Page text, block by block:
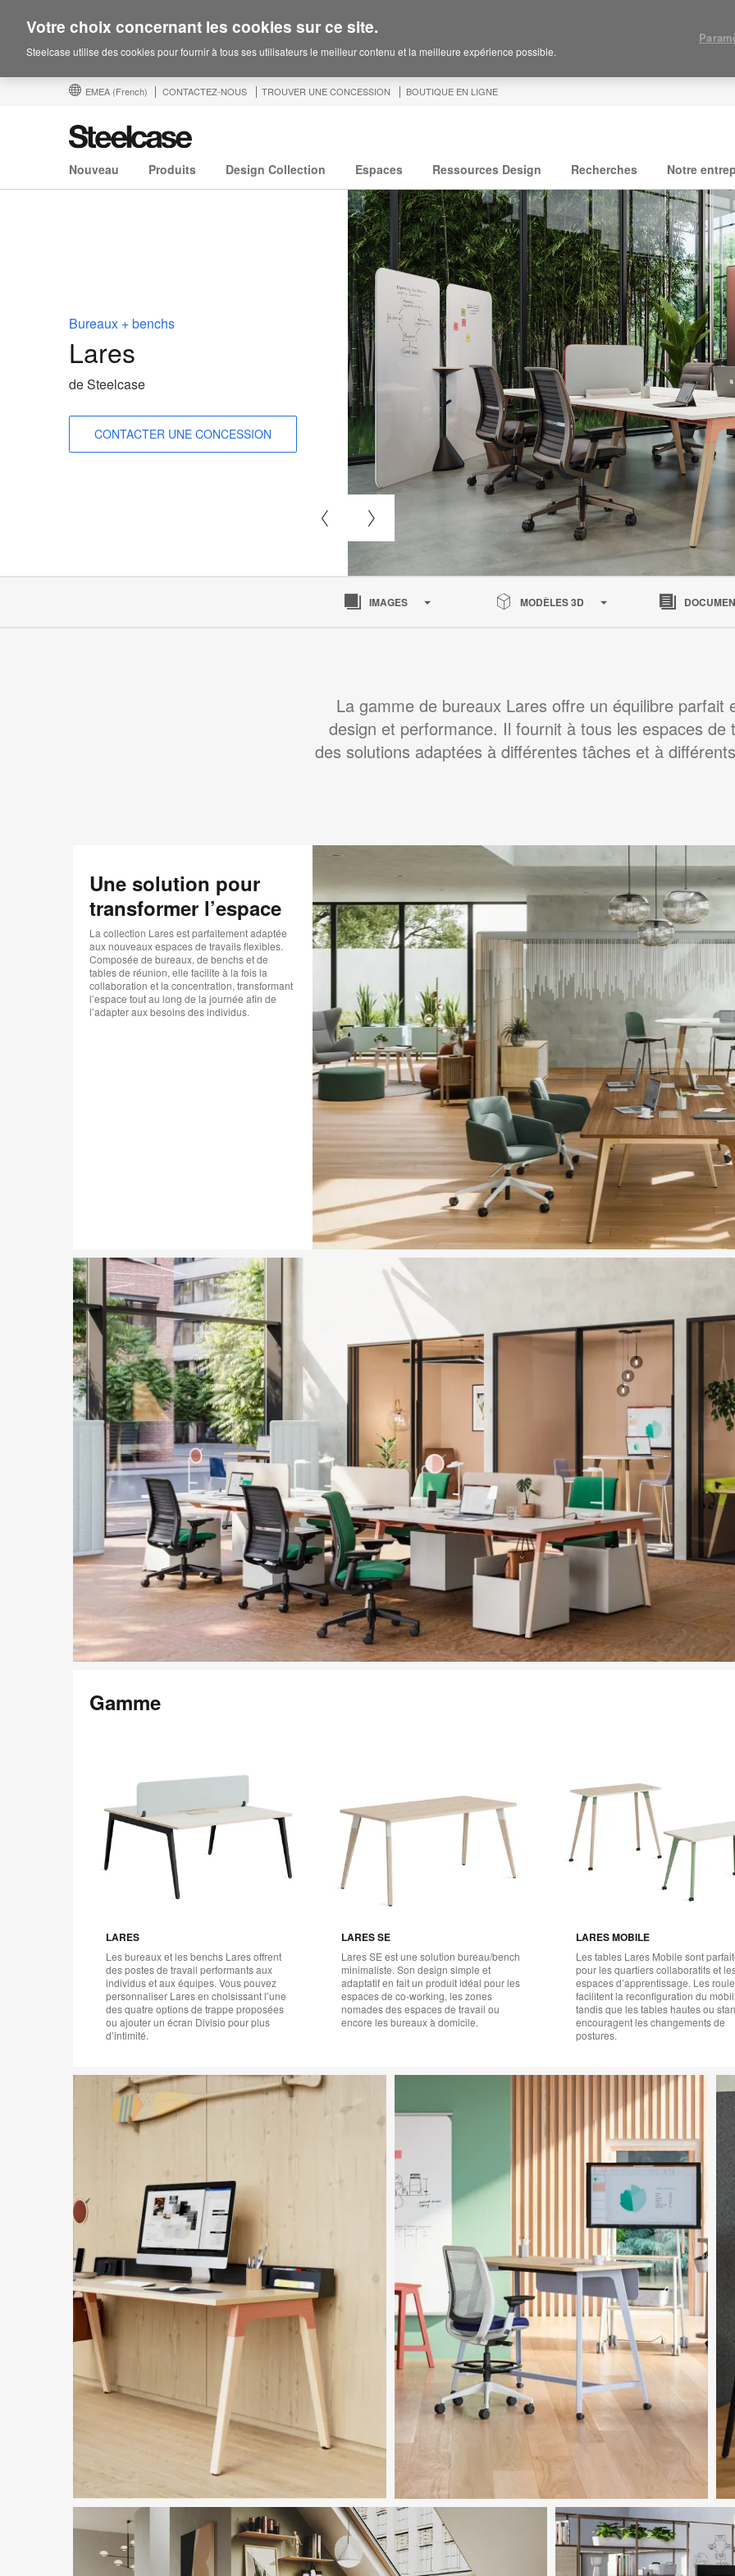
EMEA (French) CONTACTEZ-NOUS TROUVER UNE CONCESSION BOUTIQUE EN LIGNE
Nouveau Produits Design Collection Espaces Ressources Design Recherches Notre
Bureaux + benchs
Lares
de Steelcase
CONTACTER UNE CONCESSION
IMAGES MODÈLES 3D
La gamme de bureaux Lares offre un équilibre parfait
design et performance. Il fournit à tous les espaces de
des solutions adaptées à différentes tâches et à
Une solution pour
transformer l’espace
La collection Lares est parfaitement adaptée
aux nouveaux espaces de travails flexibles.
Composée de bureaux, de benchs et de
tables de réunion, elle facilite à la fois la
collaboration et la concentration, transformant
l’espace tout au long de la journée afin de
l’adapter aux besoins des individus.
Gamme
LARES
Les bureaux et les benchs Lares offrent
des postes de travail performants aux
individus et aux équipes. Vous pouvez
personnaliser Lares en choisissant l’une
des quatre options de trappe proposées
ou ajouter un écran Divisio pour plus
d’intimité.
LARES SE
Lares SE est une solution bureau/bench
minimaliste. Son design simple et
adaptatif en fait un produit idéal pour les
espaces de co-working, les zones
nomades des espaces de travail ou
encore les bureaux à domicile.
LARES MOBILE
Les tables Lares Mobile sont
pour les quartiers collaboratifs et
espaces d’apprentissage. Les
facilitent la reconfiguration du
tandis que les tables hautes ou
encouragent les changements de
postures.
Présenté dans l'image
Lares
Présenté dans l'image
Lares
Votre choix concernant les cookies sur ce site.
Steelcase utilise des cookies pour fournir à tous ses utilisateurs le meilleur contenu et la meilleure expérience possible.